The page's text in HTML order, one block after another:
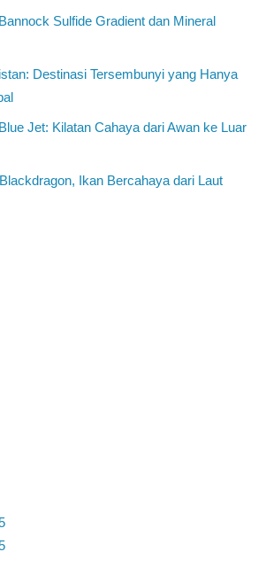
Sulfide Gradient dan Mineral
Destinasi Tersembunyi yang Hanya
Jet: Kilatan Cahaya dari Awan ke Luar
Ikan Bercahaya dari Laut